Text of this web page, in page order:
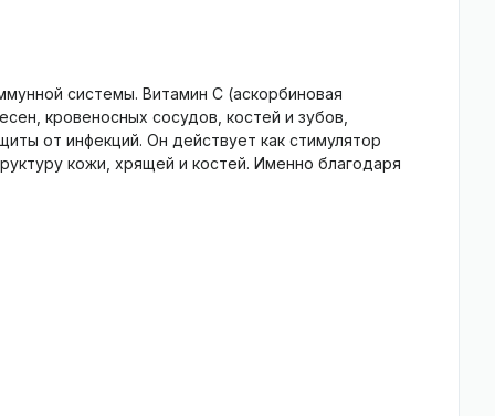
системы. Витамин C (аскорбиновая
кровеносных сосудов, костей и зубов,
от инфекций. Он действует как стимулятор
кожи, хрящей и костей. Именно благодаря